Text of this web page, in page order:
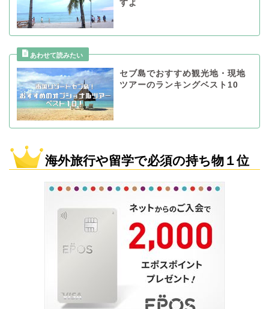
すよ
セブ島でおすすめ観光地・現地
ツアーのランキングベスト10
海外旅行や留学で必須の持ち物１位